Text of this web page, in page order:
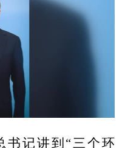
书记讲到“三个环